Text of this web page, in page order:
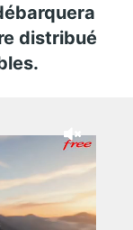
distribué